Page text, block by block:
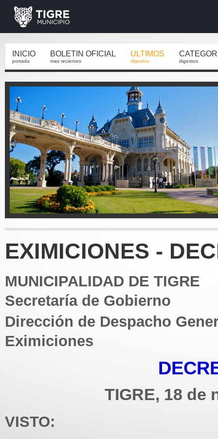
INICIO
portada
BOLETIN OFICIAL
mas recientes
ULTIMOS
digestos digestos
EXIMICIONES -
MUNICIPALIDAD DE TIGRE
Secretaría de Gobierno
Dirección de Despacho
Eximiciones
TIGRE, 18 de
VISTO: